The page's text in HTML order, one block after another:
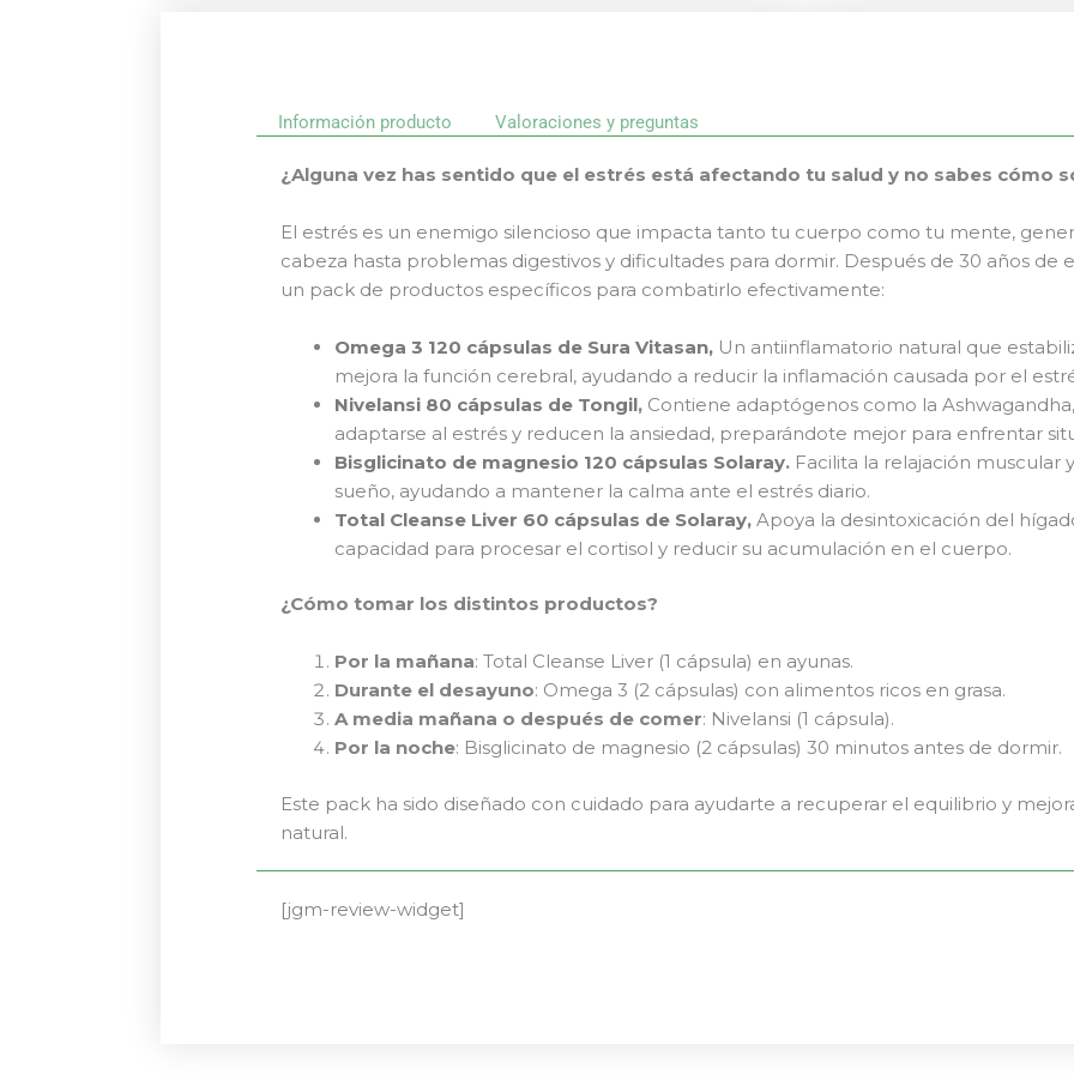
Información producto Valoraciones y preguntas
¿Alguna vez has sentido que el estrés está afectando tu salud y no sabes cómo
El estrés es un enemigo silencioso que impacta tanto tu cuerpo como tu mente,
cabeza hasta problemas digestivos y dificultades para dormir. Después de 30 años de
un pack de productos específicos para combatirlo efectivamente:
Omega 3 120 cápsulas de Sura Vitasan, Un antiinflamatorio natural que
mejora la función cerebral, ayudando a reducir la inflamación causada por el
Nivelansi 80 cápsulas de Tongil, Contiene adaptógenos como la
adaptarse al estrés y reducen la ansiedad, preparándote mejor para enfrentar
Bisglicinato de magnesio 120 cápsulas Solaray. Facilita la relajación muscular
sueño, ayudando a mantener la calma ante el estrés diario.
Total Cleanse Liver 60 cápsulas de Solaray, Apoya la desintoxicación del
capacidad para procesar el cortisol y reducir su acumulación en el cuerpo.
¿Cómo tomar los distintos productos?
Por la mañana: Total Cleanse Liver (1 cápsula) en ayunas.
Durante el desayuno: Omega 3 (2 cápsulas) con alimentos ricos en grasa.
A media mañana o después de comer: Nivelansi (1 cápsula).
Por la noche: Bisglicinato de magnesio (2 cápsulas) 30 minutos antes de dormir.
Este pack ha sido diseñado con cuidado para ayudarte a recuperar el equilibrio y
natural.
[jgm-review-widget]